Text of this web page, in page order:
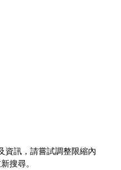
資訊，請嘗試調整限縮內
搜尋。